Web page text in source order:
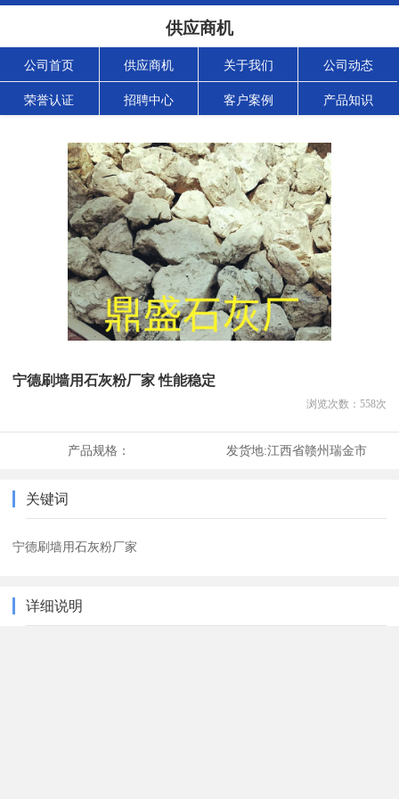
供应商机
公司首页 供应商机 关于我们 公司动态
荣誉认证 招聘中心 客户案例 产品知识
宁德刷墙用石灰粉厂家 性能稳定
浏览次数： 558次
产品规格： 发货地:江西省赣州瑞金市
关键词
宁德刷墙用石灰粉厂家
详细说明